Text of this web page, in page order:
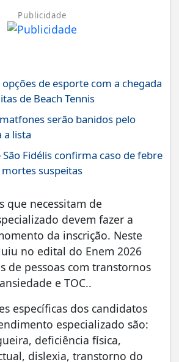
Publicidade
de esporte com a chegada
de Beach Tennis
serão banidos pelo
a lista
Fidélis confirma caso de febre
suspeitas
que necessitam de
devem fazer a
da inscrição. Neste
no edital do Enem 2026
de pessoas com transtornos
e TOC..
específicas dos candidatos
especializado são:
deficiência física,
dislexia, transtorno do